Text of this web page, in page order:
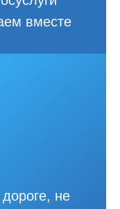
вместе
не